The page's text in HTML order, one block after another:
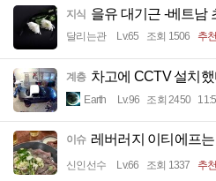
지식 을유 대기근 -베트남
달리는관 Lv.65 조회 1506 추
계층 차고에 CCTV 설치
Earth Lv.96 조회 2450
이슈 레버러지 이티에프
신인선수 Lv.66 조회 1337 추